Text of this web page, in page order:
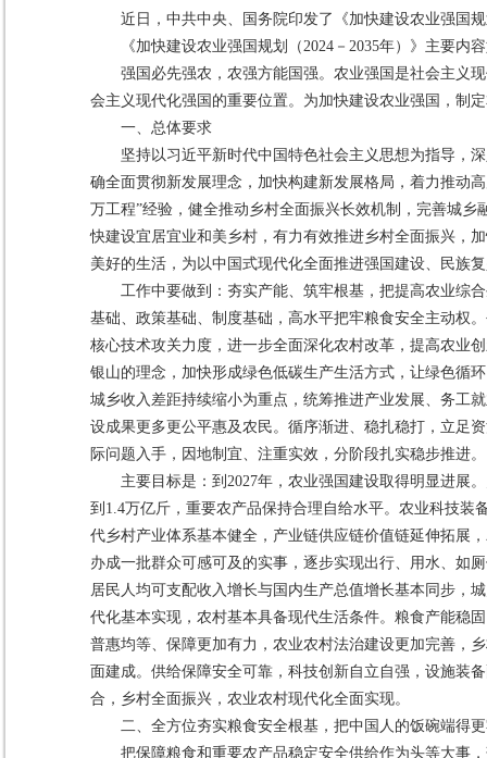
近日，中共中央、国务院印发了《加快建设农业强国
《加快建设农业强国规划（2024－2035年）》主要内
强国必先强农，农强方能国强。农业强国是社会主义
会主义现代化强国的重要位置。为加快建设农业强国，制
一、总体要求
坚持以习近平新时代中国特色社会主义思想为指导，
确全面贯彻新发展理念，加快构建新发展格局，着力推动
万工程”经验，健全推动乡村全面振兴长效机制，完善城
快建设宜居宜业和美乡村，有力有效推进乡村全面振兴，
美好的生活，为以中国式现代化全面推进强国建设、民族
工作中要做到：夯实产能、筑牢根基，把提高农业综
基础、政策基础、制度基础，高水平把牢粮食安全主动权
核心技术攻关力度，进一步全面深化农村改革，提高农业
银山的理念，加快形成绿色低碳生产生活方式，让绿色循
城乡收入差距持续缩小为重点，统筹推进产业发展、务工
设成果更多更公平惠及农民。循序渐进、稳扎稳打，立足
际问题入手，因地制宜、注重实效，分阶段扎实稳步推进。
主要目标是：到2027年，农业强国建设取得明显进展
到1.4万亿斤，重要农产品保持合理自给水平。农业科技
代乡村产业体系基本健全，产业链供应链价值链延伸拓展
办成一批群众可感可及的实事，逐步实现出行、用水、如
居民人均可支配收入增长与国内生产总值增长基本同步，
代化基本实现，农村基本具备现代生活条件。粮食产能稳
普惠均等、保障更加有力，农业农村法治建设更加完善，
面建成。供给保障安全可靠，科技创新自立自强，设施装
合，乡村全面振兴，农业农村现代化全面实现。
二、全方位夯实粮食安全根基，把中国人的饭碗端得
把保障粮食和重要农产品稳定安全供给作为头等大事